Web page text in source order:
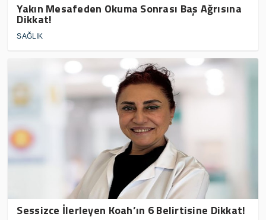
Yakın Mesafeden Okuma Sonrası Baş Ağrısına
Dikkat!
SAĞLIK
Sessizce İlerleyen Koah’ın 6 Belirtisine Dikkat!